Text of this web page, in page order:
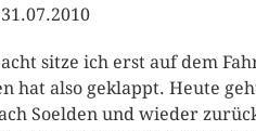
sitze ich erst auf dem
hat also geklappt. Heute
Soelden und wieder